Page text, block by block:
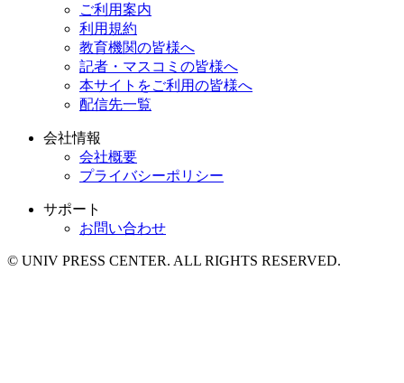
ご利用案内
利用規約
教育機関の皆様へ
記者・マスコミの皆様へ
本サイトをご利用の皆様へ
配信先一覧
会社情報
会社概要
プライバシーポリシー
サポート
お問い合わせ
© UNIV PRESS CENTER. ALL RIGHTS RESERVED.